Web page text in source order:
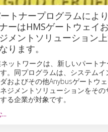
トナープログラムによ
ーはHMSゲートウェイ
メントソリューション
ります。
ットワークは、新しいパート
。同プログラムは、システムイ
およびその他Anybusゲートウ
ジメントソリューションをそ
る企業が対象です。
…